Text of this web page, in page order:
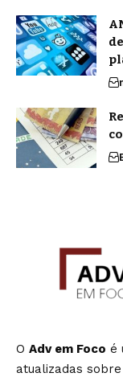
O Adv em Foco é
atualizadas